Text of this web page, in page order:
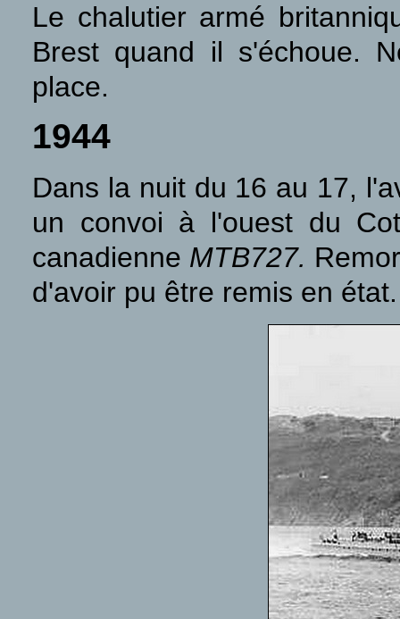
Le chalutier armé
Brest quand il s'échoue.
place.
1944
Dans la nuit du 16 au 17,
un convoi à l'ouest du
canadienne MTB727.
d'avoir pu être remis en état.